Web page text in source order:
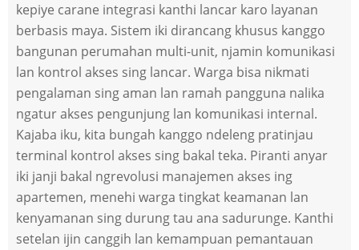
kepiye carane integrasi kanthi lancar karo layanan
berbasis maya. Sistem iki dirancang khusus kanggo
bangunan perumahan multi-unit, njamin komunikasi
lan kontrol akses sing lancar. Warga bisa nikmati
pengalaman sing aman lan ramah pangguna nalika
ngatur akses pengunjung lan komunikasi internal.
Kajaba iku, kita bungah kanggo ndeleng pratinjau
terminal kontrol akses sing bakal teka. Piranti anyar
iki janji bakal ngrevolusi manajemen akses ing
apartemen, menehi warga tingkat keamanan lan
kenyamanan sing durung tau ana sadurunge. Kanthi
setelan ijin canggih lan kemampuan pemantauan